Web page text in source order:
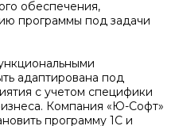
обеспечения,
программы под задачи
адаптирована под
с учетом специфики
Компания «Ю-Софт»
программу 1С и